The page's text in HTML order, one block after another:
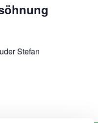
Stefan